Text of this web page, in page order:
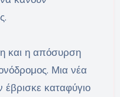
και η απόσυρση
Μια νέα
έβρισκε καταφύγιο